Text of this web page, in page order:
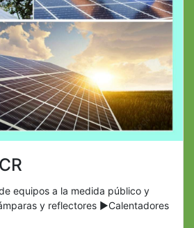
equipos a la medida público y
y reflectores ►Calentadores